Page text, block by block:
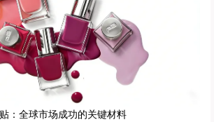
：全球市场成功的关键材料